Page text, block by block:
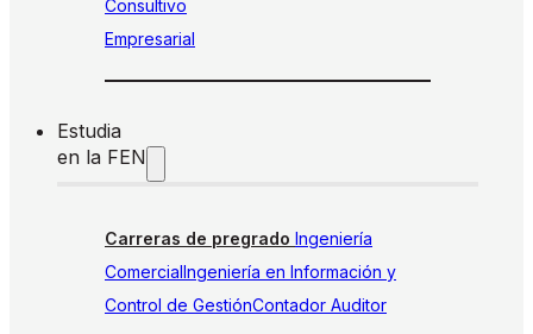
Consultivo
Empresarial
Estudia
en la FEN
Carreras de pregrado Ingeniería
ComercialIngeniería en Información y
Control de GestiónContador Auditor